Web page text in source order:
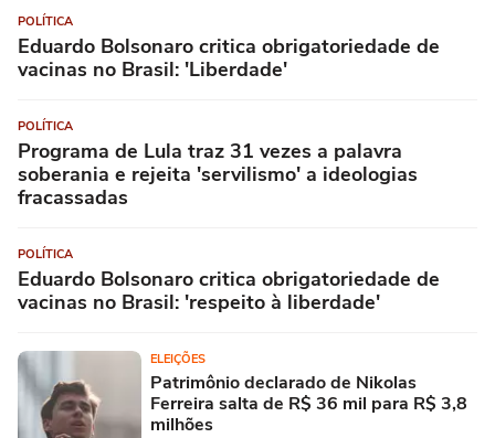
POLÍTICA
Eduardo Bolsonaro critica obrigatoriedade de
vacinas no Brasil: 'Liberdade'
POLÍTICA
Programa de Lula traz 31 vezes a palavra
soberania e rejeita 'servilismo' a ideologias
fracassadas
POLÍTICA
Eduardo Bolsonaro critica obrigatoriedade de
vacinas no Brasil: 'respeito à liberdade'
ELEIÇÕES
Patrimônio declarado de Nikolas
Ferreira salta de R$ 36 mil para R$ 3,8
milhões